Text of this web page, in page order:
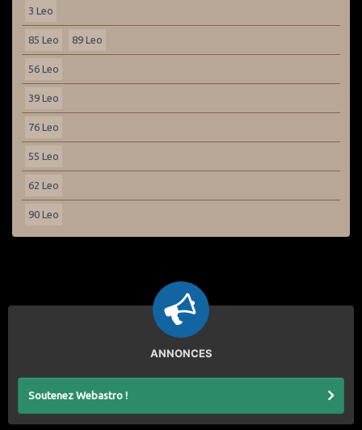
3 Leo
85 Leo 89 Leo
56 Leo
39 Leo
76 Leo
55 Leo
62 Leo
90 Leo
ANNONCES
Soutenez Webastro !